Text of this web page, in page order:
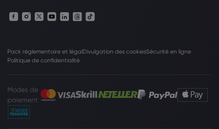
Pack réglementaire et légalDivulgation des cookiesSécurité en ligne
Politique de confidentialité
Modes de
paiement